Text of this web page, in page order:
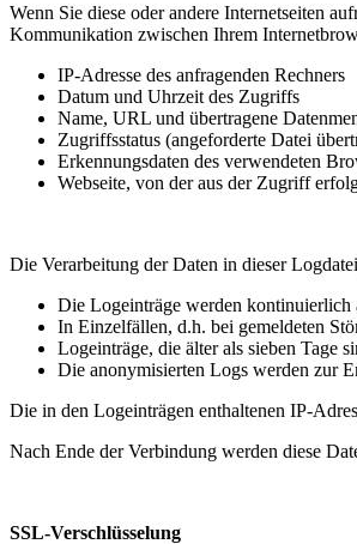
Wenn Sie diese oder andere Internetseiten
Kommunikation zwischen Ihrem
IP-Adresse des anfragenden Rechners
Datum und Uhrzeit des Zugriffs
Name, URL und übertragene
Zugriffsstatus (angeforderte Datei
Erkennungsdaten des verwendeten
Webseite, von der aus der Zugriff
Die Verarbeitung der Daten in dieser
Die Logeinträge werden kontinuierlich
In Einzelfällen, d.h. bei gemeldeten
Logeinträge, die älter als sieben Tage
Die anonymisierten Logs werden zur
Die in den Logeinträgen enthaltenen IP-
Nach Ende der Verbindung werden diese
SSL-Verschlüsselung